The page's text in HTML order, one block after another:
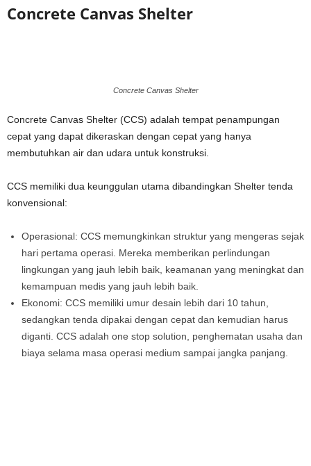
Concrete Canvas Shelter
Concrete Canvas Shelter
Concrete Canvas Shelter (CCS) adalah tempat penampungan
cepat yang dapat dikeraskan dengan cepat yang hanya
membutuhkan air dan udara untuk konstruksi.
CCS memiliki dua keunggulan utama dibandingkan Shelter tenda
konvensional:
Operasional: CCS memungkinkan struktur yang mengeras sejak
hari pertama operasi. Mereka memberikan perlindungan
lingkungan yang jauh lebih baik, keamanan yang meningkat dan
kemampuan medis yang jauh lebih baik.
Ekonomi: CCS memiliki umur desain lebih dari 10 tahun,
sedangkan tenda dipakai dengan cepat dan kemudian harus
diganti. CCS adalah one stop solution, penghematan usaha dan
biaya selama masa operasi medium sampai jangka panjang.